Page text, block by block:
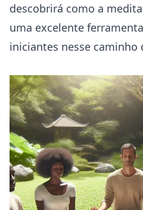
descobrirá como a
uma excelente
iniciantes nesse caminho